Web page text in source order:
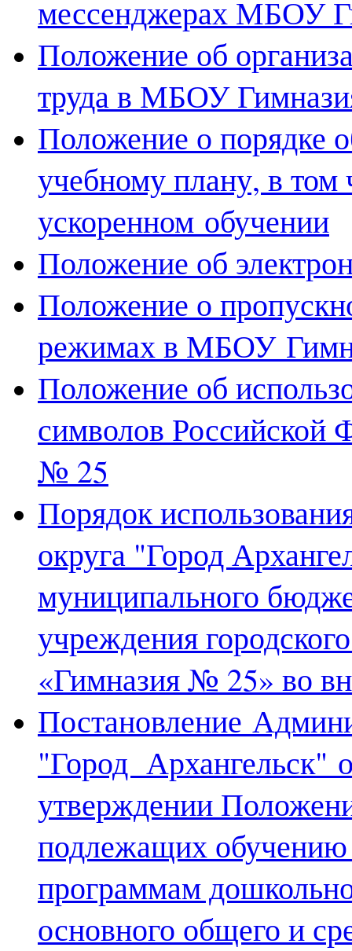
мессенджерах МБОУ
Положение об
труда в МБОУ
Положение о порядке
учебному плану, в том
ускоренном обучении
Положение об
Положение о
режимах в МБОУ
Положение об
символов
№ 25
Порядок
округа "Город
муниципального
учреждения
«Гимназия № 25» во
Постановление
"Город Архангельск"
утверждении
подлежащих обучению
программам
основного общего и